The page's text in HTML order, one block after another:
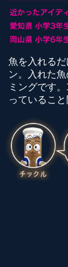
魚を入れる
ン。入れた
ミングです
っていること